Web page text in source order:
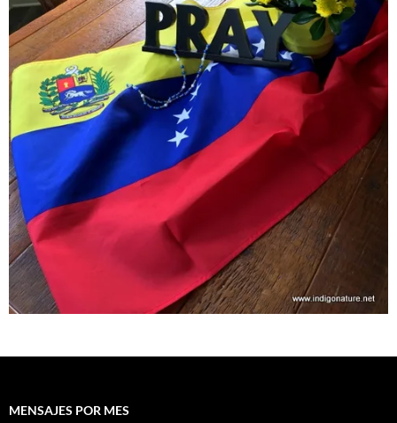
MENSAJES POR MES